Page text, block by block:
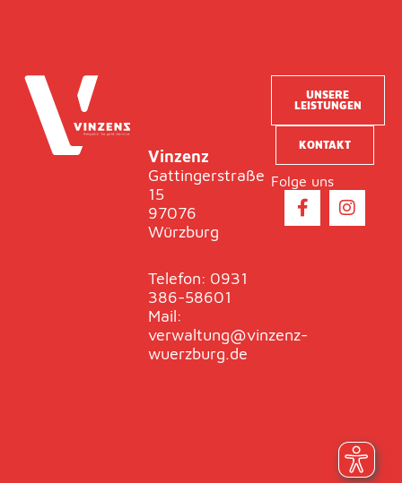
Vinzenz
Gattingerstraße
15
97076
Würzburg
Telefon: 0931
386-58601
Mail:
verwaltung@vinzenz-
wuerzburg.de
UNSERE
LEISTUNGEN
KONTAKT
Folge uns
F
a
-
I
n